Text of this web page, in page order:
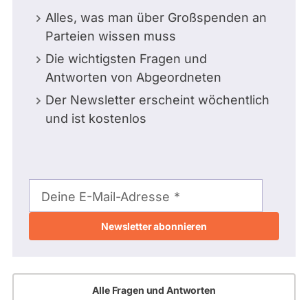
Alles, was man über Großspenden an
Parteien wissen muss
Die wichtigsten Fragen und
Antworten von Abgeordneten
Der Newsletter erscheint wöchentlich
und ist kostenlos
Mail-
Adresse
Deine E-Mail-Adresse
Alle Fragen und Antworten